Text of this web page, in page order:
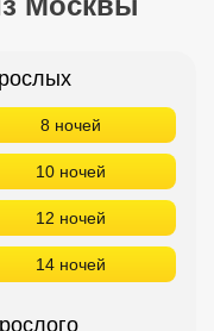
8 ночей
10 ночей
12 ночей
14 ночей